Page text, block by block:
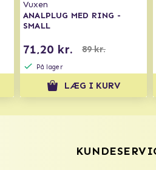
Vuxen
ANALPLUG MED RING -
SMALL
71,20 kr. 89 kr.
På lager
LÆG I KURV